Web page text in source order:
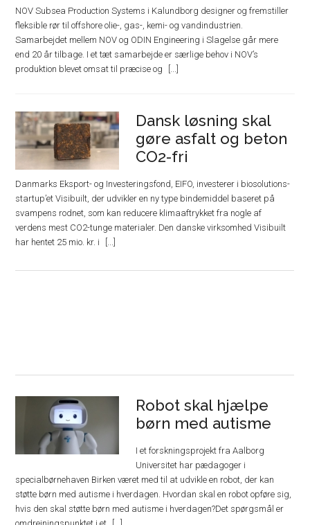
NOV Subsea Production Systems i Kalundborg designer og fremstiller
fleksible rør til offshore olie-, gas-, kemi- og vandindustrien.
Samarbejdet mellem NOV og ODIN Engineering i Slagelse går mere
end 20 år tilbage. I et tæt samarbejde er særlige behov i NOV’s
produktion blevet omsat til præcise og
Dansk løsning skal
gøre asfalt og beton
CO2-fri
Danmarks Eksport- og Investeringsfond, EIFO, investerer i biosolutions-
startup’et Visibuilt, der udvikler en ny type bindemiddel baseret på
svampens rodnet, som kan reducere klimaaftrykket fra nogle af
verdens mest CO2-tunge materialer. Den danske virksomhed Visibuilt
har hentet 25 mio. kr. i
Robot skal hjælpe
børn med autisme
I et forskningsprojekt fra Aalborg
Universitet har pædagoger i
specialbørnehaven Birken været med til at udvikle en robot, der kan
støtte børn med autisme i hverdagen. Hvordan skal en robot opføre sig,
hvis den skal støtte børn med autisme i hverdagen?Det spørgsmål er